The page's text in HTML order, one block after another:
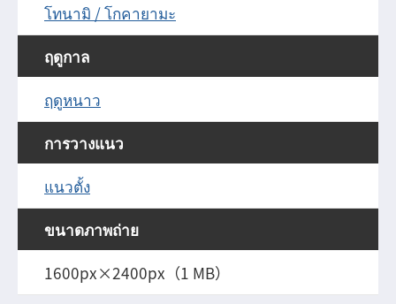
โทนามิ / โกคายามะ
ฤดูกาล
ฤดูหนาว
การวางแนว
แนวตั้ง
ขนาดภาพถ่าย
1600px×2400px（1 MB）